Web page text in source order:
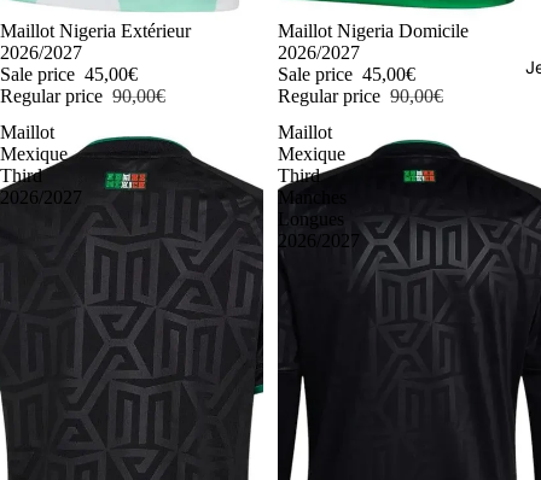
-50%
Maillot Nigeria Extérieur
2026/2027
Sale price 45,00€
Regular price 90,00€
-50%
Maillot Nigeria Domicile
2026/2027
Sale price 45,00€
Regular price 90,00€
Maillot
Mexique
Third
2026/2027
Maillot
Mexique
Third
Manches
Longues
2026/2027